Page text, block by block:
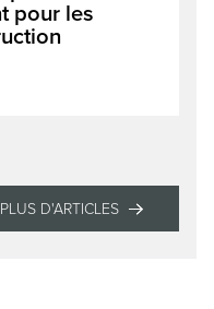
pour les
D'ARTICLES